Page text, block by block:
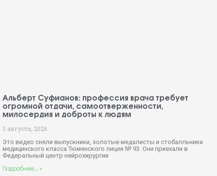
Альберт Суфианов: профессия врача требует
огромной отдачи, самоотверженности,
милосердия и доброты к людям
3 августа, 2026
Это видео сняли выпускники, золотые медалисты и стобалльники
медицинского класса Тюменского лицея № 93. Они приехали в
Федеральный центр нейрохирургии
Подробнее... »